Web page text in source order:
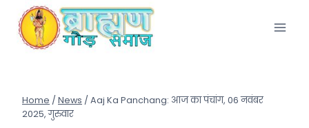
content
Home / News / Aaj Ka Panchang: आज का पंचांग, 06 नवंबर
2025, गुरुवार